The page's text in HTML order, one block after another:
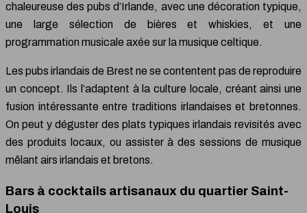
chaleureuse des pubs d’Irlande, avec une décoration typique,
une large sélection de bières et whiskies, et une
programmation musicale axée sur la musique celtique.
Les pubs irlandais de Brest ne se contentent pas de reproduire
un concept. Ils l’adaptent à la culture locale, créant ainsi une
fusion intéressante entre traditions irlandaises et bretonnes.
On peut y déguster des plats typiques irlandais revisités avec
des produits locaux, ou assister à des sessions de musique
mêlant airs irlandais et bretons.
Bars à cocktails artisanaux du quartier Saint-
Louis